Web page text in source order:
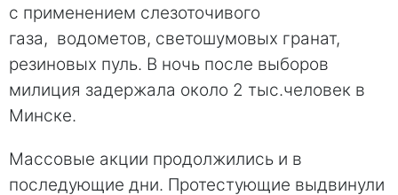
с применением слезоточивого
газа, водометов, светошумовых гранат,
резиновых пуль. В ночь после выборов
милиция задержала около 2 тыс.человек в
Минске.
Массовые акции продолжились и в
последующие дни. Протестующие выдвинули